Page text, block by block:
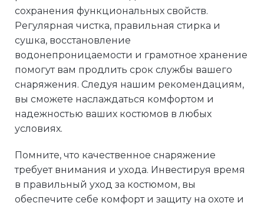
сохранения функциональных свойств.
Регулярная чистка, правильная стирка и
сушка, восстановление
водонепроницаемости и грамотное хранение
помогут вам продлить срок службы вашего
снаряжения. Следуя нашим рекомендациям,
вы сможете наслаждаться комфортом и
надежностью ваших костюмов в любых
условиях.
Помните, что качественное снаряжение
требует внимания и ухода. Инвестируя время
в правильный уход за костюмом, вы
обеспечите себе комфорт и защиту на охоте и